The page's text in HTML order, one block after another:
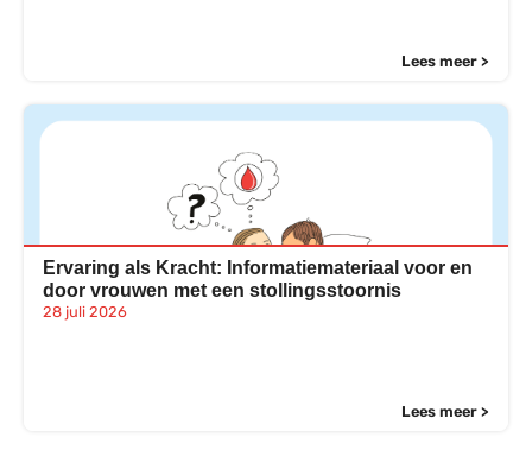
Lees meer >
Ervaring als Kracht: Informatiemateriaal voor en
door vrouwen met een stollingsstoornis
28 juli 2026
Lees meer >